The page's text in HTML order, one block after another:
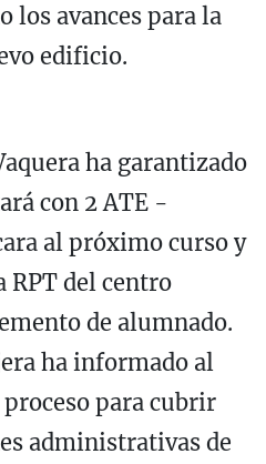
los avances para la
edificio.
ha garantizado
con 2 ATE -
al próximo curso y
RPT del centro
de alumnado.
ha informado al
para cubrir
administrativas de